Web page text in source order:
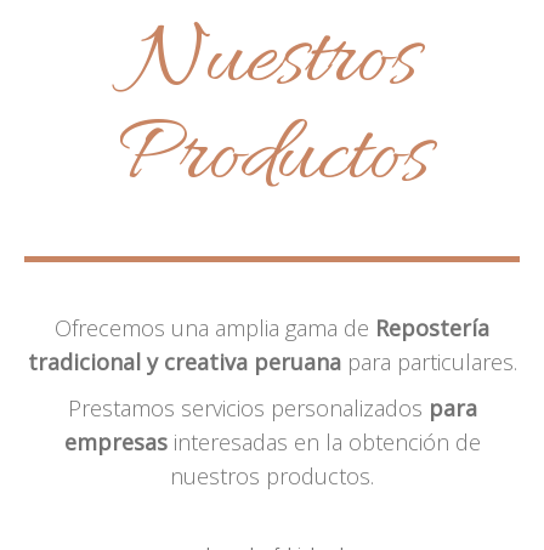
Nuestros
Productos
Ofrecemos una amplia gama de Repostería
tradicional y creativa peruanapara particulares.
Prestamos servicios personalizados para
empresasinteresadas en la obtención de
nuestros productos.